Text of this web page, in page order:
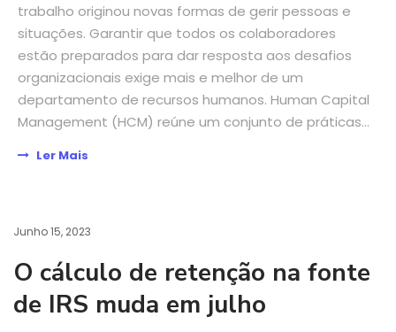
trabalho originou novas formas de gerir pessoas e
situações. Garantir que todos os colaboradores
estão preparados para dar resposta aos desafios
organizacionais exige mais e melhor de um
departamento de recursos humanos. Human Capital
Management (HCM) reúne um conjunto de práticas...
Ler Mais
Junho 15, 2023
O cálculo de retenção na fonte
de IRS muda em julho